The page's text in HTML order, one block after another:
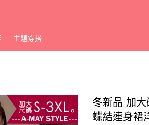
主題穿搭
冬新品 加
蝶結連身裙